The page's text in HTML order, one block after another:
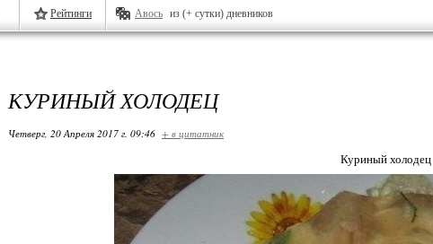
Рейтинги Авось из (+ сутки) дневников
КУРИНЫЙ ХОЛОДЕЦ
Четверг, 20 Апреля 2017 г. 09:46 + в цитатник
Куриный холодец